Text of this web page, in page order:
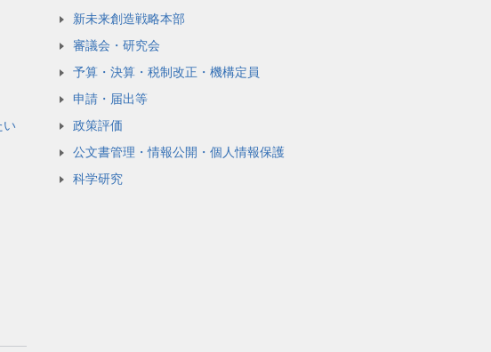
い
新未来創造戦略本部
審議会・研究会
予算・決算・税制改正・機構定員
申請・届出等
政策評価
公文書管理・情報公開・個人情報保護
科学研究